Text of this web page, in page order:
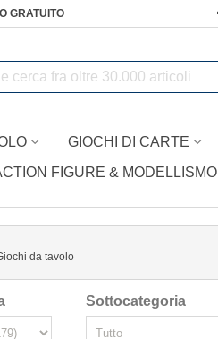
GRATUITO
GIOCHI DI CARTE
FIGURE & MODELLISMO
da tavolo
Sottocategoria